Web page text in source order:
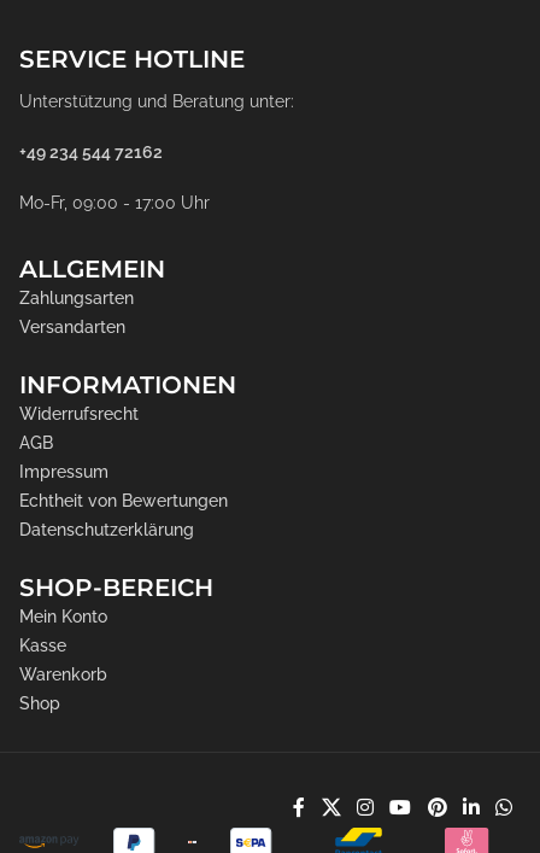
SERVICE HOTLINE
Unterstützung und Beratung unter:
+49 234 544 72162
Mo-Fr, 09:00 - 17:00 Uhr
ALLGEMEIN
Zahlungsarten
Versandarten
INFORMATIONEN
Widerrufsrecht
AGB
Impressum
Echtheit von Bewertungen
Datenschutzerklärung
SHOP-BEREICH
Mein Konto
Kasse
Warenkorb
Shop